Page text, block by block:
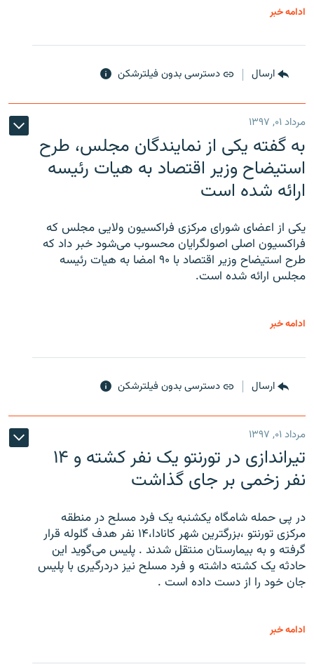
ادامه خبر
ارسال دسترسی بدون فیلترشکن
مرداد ۰۱, ۱۳۹۷
به گفته یکی از نمایندگان مجلس، طرح
استیضاح وزیر اقتصاد به هیات رئیسه
ارائه شده است
یکی از اعضای شورای مرکزی فراکسیون ولایی مجلس که
فراکسیون اصلی اصولگرایان محسوب می‌شود خبر داد که
طرح استیضاح وزیر اقتصاد با ۹۰ امضا به هیات رئیسه
مجلس ارائه شده است.
ادامه خبر
ارسال دسترسی بدون فیلترشکن
مرداد ۰۱, ۱۳۹۷
تیراندازی در تورنتو یک نفر کشته و ۱۴
نفر زخمی بر جای گذاشت
در پی حمله شامگاه یکشنبه یک فرد مسلح در منطقه
مرکزی تورنتو ،‌بزرگترین شهر کانادا،۱۴ نفر هدف گلوله قرار
گرفته و به بیمارستان منتقل شدند . پلیس می‌گوید این
حادثه یک کشته داشته و فرد مسلح نیز دردرگیری با پلیس
جان خود را از دست داده است .
ادامه خبر